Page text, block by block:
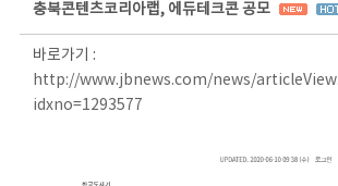
충북콘텐츠코리아랩, 에듀테크콘 공모
바로가기 :
http://www.jbnews.com/news/
idxno=1293577